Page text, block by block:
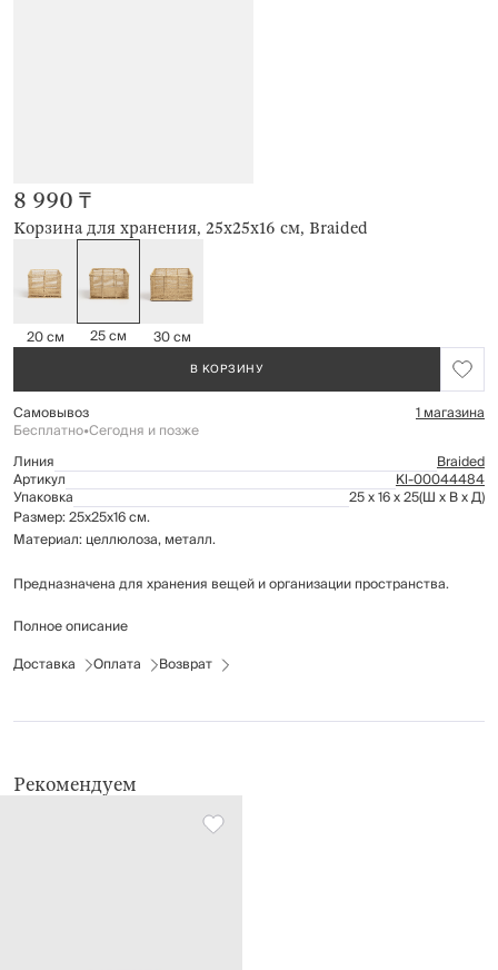
Корзина для хранения, 25х25х16 см, Braided
8 990 ₸
20 см 25 см 30 см
В КОРЗИНУ
Самовывоз 1 магазина
Бесплатно•Сегодня и позже
Линия
Braided
Артикул Kl-00044484
Упаковка 25 x 16 x 25(Ш x В x Д)
Размер: 25х25х16 см.
Материал: целлюлоза, металл.
Предназначена для хранения вещей и организации пространства.
Не подвергать воздействию влаги.
Полное описание
Доставка
Оплата Возврат
Рекомендуем